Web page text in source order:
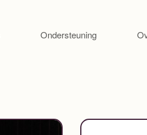
Ondersteuning